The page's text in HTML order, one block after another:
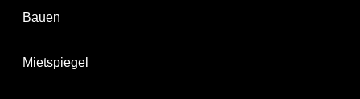
Bauen
Mietspiegel